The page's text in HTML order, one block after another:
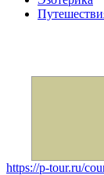
https://p-tour.ru/